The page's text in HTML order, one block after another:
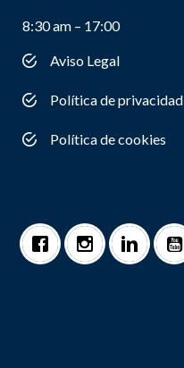
8:30 am – 17:00
Aviso Legal
Política de privacidad
Política de cookies